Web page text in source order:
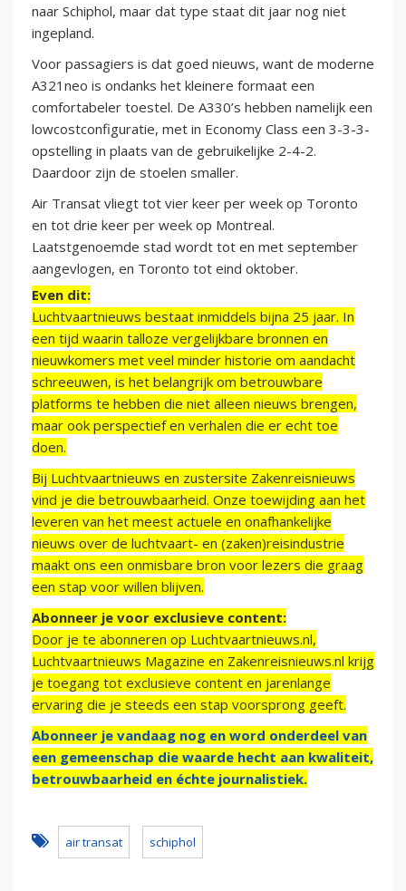
naar Schiphol, maar dat type staat dit jaar nog niet
ingepland.
Voor passagiers is dat goed nieuws, want de moderne
A321neo is ondanks het kleinere formaat een
comfortabeler toestel. De A330’s hebben namelijk een
lowcostconfiguratie, met in Economy Class een 3-3-3-
opstelling in plaats van de gebruikelijke 2-4-2.
Daardoor zijn de stoelen smaller.
Air Transat vliegt tot vier keer per week op Toronto
en tot drie keer per week op Montreal.
Laatstgenoemde stad wordt tot en met september
aangevlogen, en Toronto tot eind oktober.
Even dit:
Luchtvaartnieuws bestaat inmiddels bijna 25 jaar. In
een tijd waarin talloze vergelijkbare bronnen en
nieuwkomers met veel minder historie om aandacht
schreeuwen, is het belangrijk om betrouwbare
platforms te hebben die niet alleen nieuws brengen,
maar ook perspectief en verhalen die er echt toe
doen.
Bij Luchtvaartnieuws en zustersite Zakenreisnieuws
vind je die betrouwbaarheid. Onze toewijding aan het
leveren van het meest actuele en onafhankelijke
nieuws over de luchtvaart- en (zaken)reisindustrie
maakt ons een onmisbare bron voor lezers die graag
een stap voor willen blijven.
Abonneer je voor exclusieve content:
Door je te abonneren op Luchtvaartnieuws.nl,
Luchtvaartnieuws Magazine en Zakenreisnieuws.nl krijg
je toegang tot exclusieve content en jarenlange
ervaring die je steeds een stap voorsprong geeft.
Abonneer je vandaag nog en word onderdeel van
een gemeenschap die waarde hecht aan kwaliteit,
betrouwbaarheid en échte journalistiek.
air transat schiphol